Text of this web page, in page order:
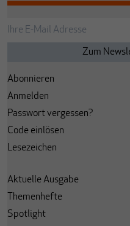
Abonnieren
Anmelden
Passwort vergessen?
Code einlösen
Lesezeichen
Aktuelle Ausgabe
Themenhefte
Spotlight